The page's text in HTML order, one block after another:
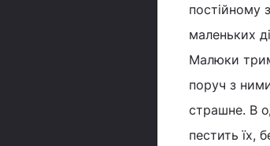
постійному
маленьких
Малюки
поруч з
страшне. В
пестить їх,